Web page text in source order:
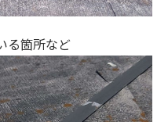
る箇所など